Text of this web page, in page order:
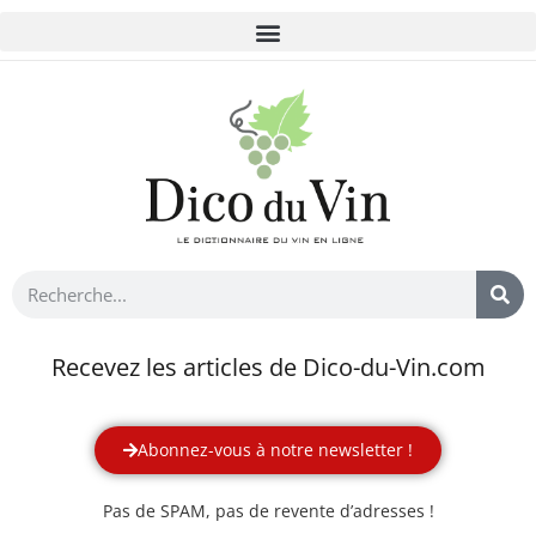
Recevez les articles de Dico-du-Vin.com
Abonnez-vous à notre newsletter !
Pas de SPAM, pas de revente d’adresses !